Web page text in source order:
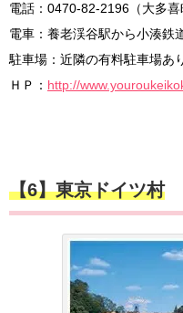
電話：0470-82-2196（大多喜
電車：養老渓谷駅から小湊鉄
駐車場：近隣の有料駐車場あ
ＨＰ： http://
【6】東京ドイツ村